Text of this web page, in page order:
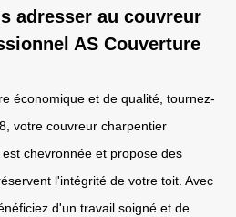
adresser au couvreur
AS Couverture
économique et de qualité, tournez-
votre couvreur charpentier
chevronnée et propose des
l'intégrité de votre toit. Avec
d'un travail soigné et de